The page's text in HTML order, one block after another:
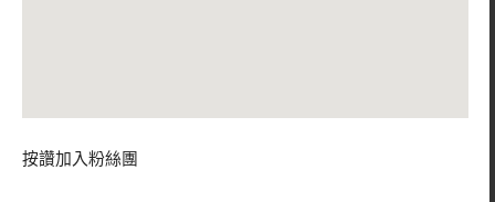
按讚加入粉絲團